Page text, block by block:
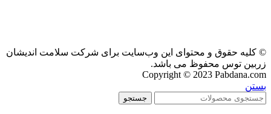
© کلیه حقوق و محتوای این وب‌سایت برای شرکت سلامت اندیشان
زربین توس محفوظ می باشد.
Copyright © 2023 Pabdana.com
بستن
جستجو